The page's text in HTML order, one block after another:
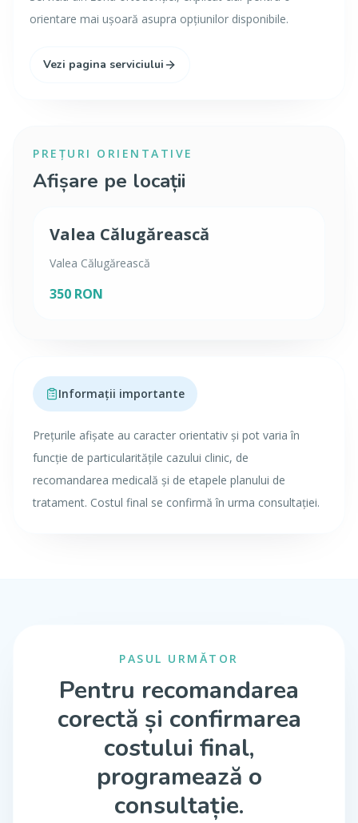
orientare mai ușoară asupra opțiunilor disponibile.
Vezi pagina serviciului
PREȚURI ORIENTATIVE
Afișare pe locații
Valea Călugărească
Valea Călugărească
350 RON
Informații importante
Prețurile afișate au caracter orientativ și pot varia în
funcție de particularitățile cazului clinic, de
recomandarea medicală și de etapele planului de
tratament. Costul final se confirmă în urma consultației.
PASUL URMĂTOR
Pentru recomandarea
corectă și confirmarea
costului final,
programează o
consultație.